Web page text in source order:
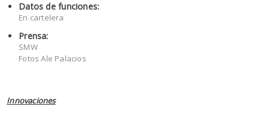
Datos de funciones:
En cartelera
Prensa:
SMW
Fotos Ale Palacios
Innovaciones